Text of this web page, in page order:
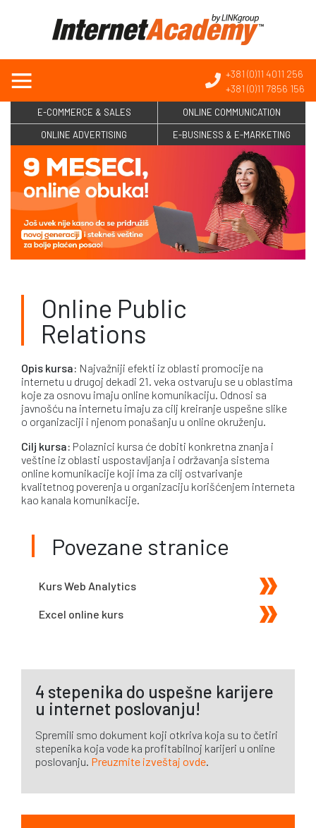
+381 (0)11 4011 256
+381 (0)11 7856 156
E-COMMERCE & SALES
ONLINE COMMUNICATION
ONLINE ADVERTISING
E-BUSINESS & E-MARKETING
Online Public
Relations
Opis kursa: Najvažniji efekti iz oblasti promocije na
internetu u drugoj dekadi 21. veka ostvaruju se u oblastima
koje za osnovu imaju online komunikaciju. Odnosi sa
javnošću na internetu imaju za cilj kreiranje uspešne slike
o organizaciji i njenom ponašanju u online okruženju.
Cilj kursa: Polaznici kursa će dobiti konkretna znanja i
veštine iz oblasti uspostavljanja i održavanja sistema
online komunikacije koji ima za cilj ostvarivanje
kvalitetnog poverenja u organizaciju korišćenjem interneta
kao kanala komunikacije.
Povezane stranice
Kurs Web Analytics
Excel online kurs
4 stepenika do uspešne karijere
u internet poslovanju!
Spremili smo dokument koji otkriva koja su to četiri
stepenika koja vode ka profitabilnoj karijeri u online
poslovanju. Preuzmite izveštaj ovde.